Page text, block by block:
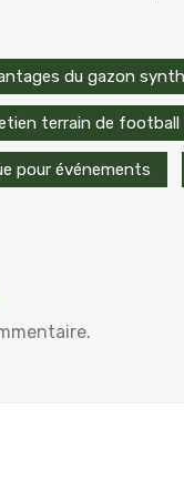
du gazon
terrain de football
pour événements